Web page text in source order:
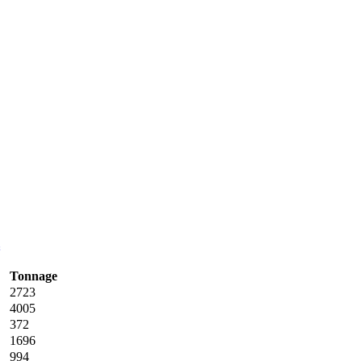
Tonnage
2723
4005
372
1696
994